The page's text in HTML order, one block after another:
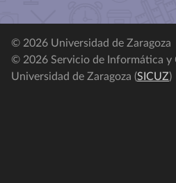
© 2026 Universidad de Zaragoza
© 2026 Servicio de Informática y
Universidad de Zaragoza (SICUZ)